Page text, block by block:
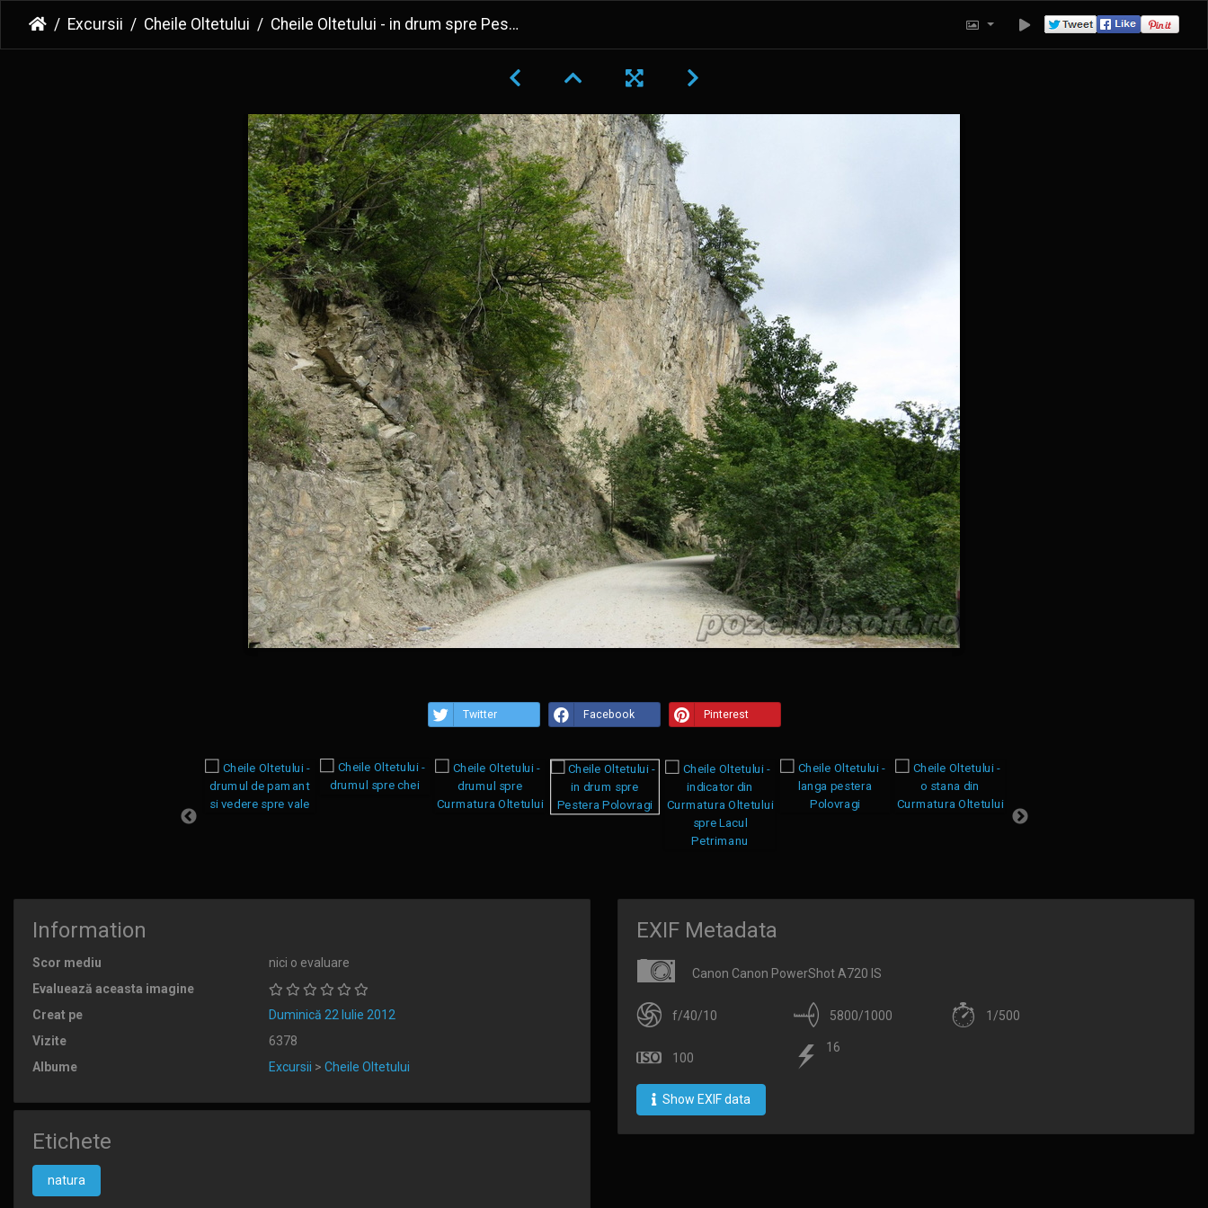
Excursii Cheile Oltetului Cheile Oltetului - in drum spre Pestera Polovragi
Twitter Facebook Pinterest
Information
Scor mediu
nici o evaluare
Evaluează aceasta imagine
Creat pe
Duminică 22 Iulie 2012
Vizite
6378
Albume
Excursii > Cheile Oltetului
Etichete
natura
EXIF Metadata
Canon Canon PowerShot A720 IS
f/40/10 5800/1000 1/500
100
16
Show EXIF data